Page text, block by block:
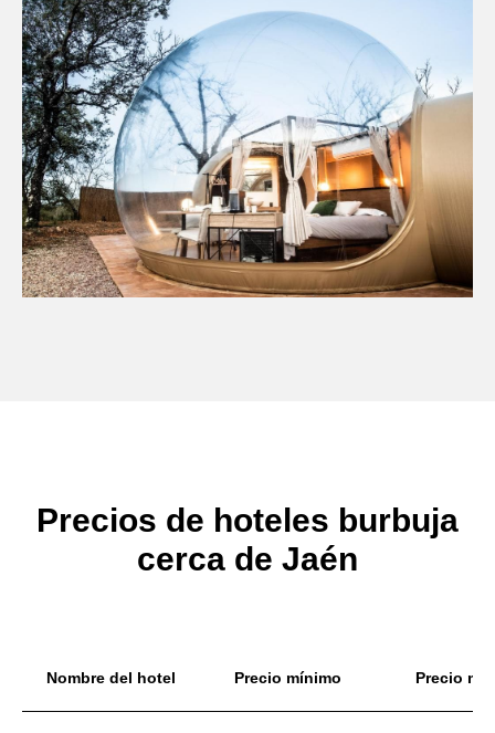
Precios de hoteles burbuja
cerca de Jaén
Nombre del hotel Precio mínimo Precio